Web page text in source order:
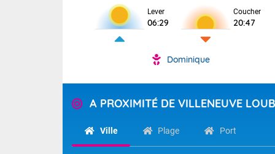
TENDANCE
Pour la
Au niveau du
Tendance
Lever
06:29
Coucher
20:47
Dominique
A PROXIMITÉ DE VILLENEUVE
Ville Plage Port
: 22/28
Clermont-Fd
Limoges :
Lille : 22/29
(83), et